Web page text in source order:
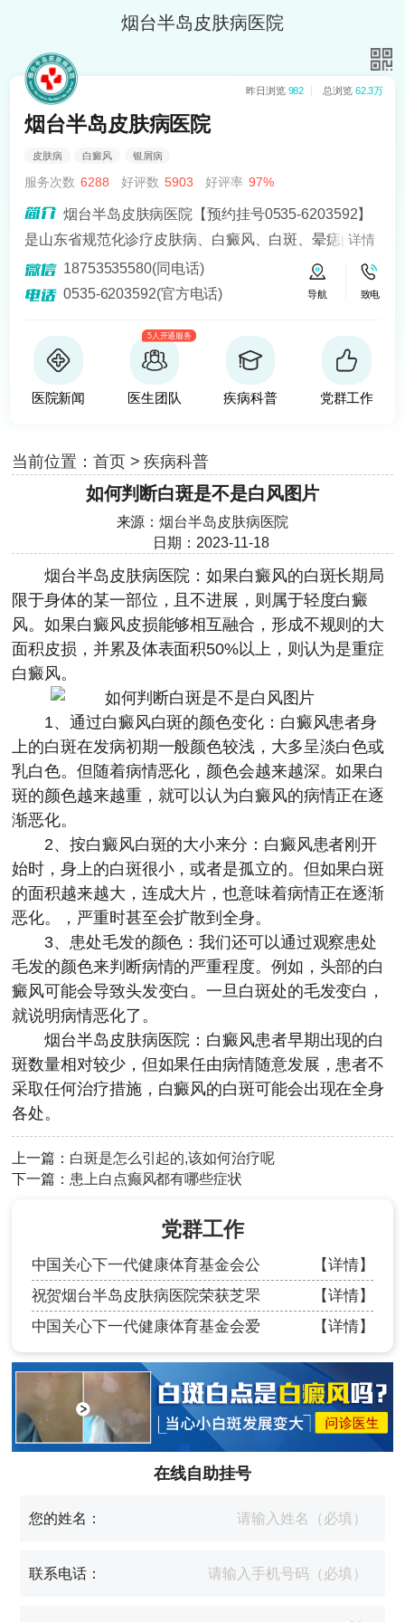
烟台半岛皮肤病医院
昨日浏览 982 总浏览 62.3万
烟台半岛皮肤病医院
皮肤病 白癜风 银屑病
服务次数 6288 好评数 5903 好评率 97%
烟台半岛皮肤病医院【预约挂号0535-6203592】
是山东省规范化诊疗皮肤病、白癜风、白斑、晕痣的医
院。熟悉皮肤病科常见病、多发病、疑难病的诊治，尤
其擅长光化学疗法、窄波紫外线、308准分子激光以及外
移植治疗白癜风，包括自体表皮移植、微小皮片移植、
自体培养黑素细胞移植等。
详情
18753535580(同电话)
0535-6203592(官方电话)
导航 致电
医院新闻
5人开通服务
医生团队 疾病科普 党群工作
当前位置： 首页>疾病科普
如何判断白斑是不是白风图片
来源：烟台半岛皮肤病医院
日期：2023-11-18
烟台半岛皮肤病医院 ：如果白癜风的白斑长期局
限于身体的某一部位，且不进展，则属于轻度白癜
风。如果白癜风皮损能够相互融合，形成不规则的大
面积皮损，并累及体表面积50%以上，则认为是重症
白癜风。
1、通过白癜风白斑的颜色变化：白癜风患者身
上的白斑在发病初期一般颜色较浅，大多呈淡白色或
乳白色。但随着病情恶化，颜色会越来越深。如果白
斑的颜色越来越重，就可以认为白癜风的病情正在逐
渐恶化。
2、按白癜风白斑的大小来分：白癜风患者刚开
始时，身上的白斑很小，或者是孤立的。但如果白斑
的面积越来越大，连成大片，也意味着病情正在逐渐
恶化。，严重时甚至会扩散到全身。
3、患处毛发的颜色：我们还可以通过观察患处
毛发的颜色来判断病情的严重程度。例如，头部的白
癜风可能会导致头发变白。一旦白斑处的毛发变白，
就说明病情恶化了。
烟台半岛皮肤病医院 ：白癜风患者早期出现的白
斑数量相对较少，但如果任由病情随意发展，患者不
采取任何治疗措施，白癜风的白斑可能会出现在全身
各处。
上一篇： 白斑是怎么引起的,该如何治疗呢
下一篇： 患上白点癫风都有哪些症状
党群工作
中国关心下一代健康体育基金会公
【详情】
祝贺烟台半岛皮肤病医院荣获芝罘
【详情】
中国关心下一代健康体育基金会爱
【详情】
在线自助挂号
您的姓名：
联系电话：